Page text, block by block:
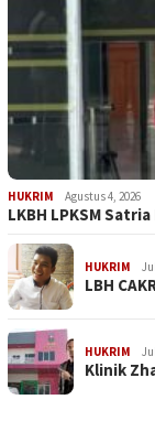
HUKRIM Agustus 4, 2026
LKBH LPKSM
HUKRIM
LBH
HUKRIM
Klinik